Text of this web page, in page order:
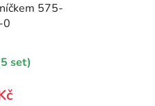
575-
0
set)